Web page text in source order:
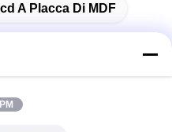
A Placca Di MDF